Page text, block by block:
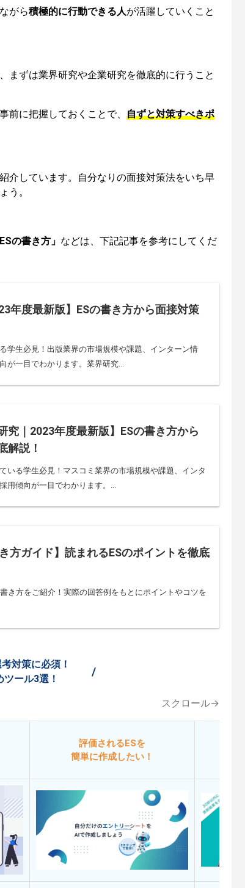
がら積極的に行動できる人が活躍していくこと
まずは業界研究や企業研究を徹底的に行うこと
前に把握しておくことで、 自ずと対策すべきポ
介しています。自分なりの面接対策法をいち早
う。
の書き方」 などは、下記記事を参考にしてくだ
年度最新版】ESの書き方から面接対策
学生必見！出版業界の市場規模や課題、インターン情
が一目でわかります。業界研究...
究｜2023年度最新版】ESの書き方から
解説！
いる学生必見！マスコミ業界の市場規模や課題、インタ
用傾向が一目でわかります。...
き方ガイド】読まれるESのポイントを徹底
き方をご紹介！実際の回答例をもとにポイントやコツを
対策に必須！
ツール3選！
/
スクロール→
評価されるESを
簡単に作成したい！